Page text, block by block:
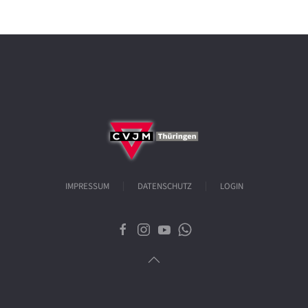
IMPRESSUM DATENSCHUTZ LOGIN